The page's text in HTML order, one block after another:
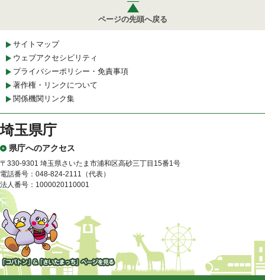
ページの先頭へ戻る
サイトマップ
ウェブアクセシビリティ
プライバシーポリシー・免責事項
著作権・リンクについて
関係機関リンク集
埼玉県庁
県庁へのアクセス
〒330-9301 埼玉県さいたま市浦和区高砂三丁目15番1号
電話番号：048-824-2111（代表）
法人番号：1000020110001
「コバトン」&「さいたまっ